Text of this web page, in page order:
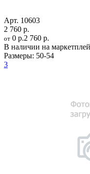
Арт. 10603
2 760 р.
от 0 р.2 760 р.
В наличии на
Размеры: 50-54
3